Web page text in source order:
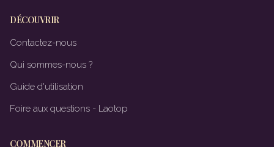
DÉCOUVRIR
Contactez-nous
Qui sommes-nous ?
Guide d'utilisation
Foire aux questions - Laotop
COMMENCER